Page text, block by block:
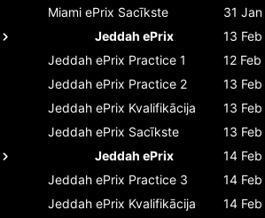
Miami ePrix Sacīkste 31 Jan
Jeddah ePrix
13 Feb
Jeddah ePrix Practice 1 12 Feb
Jeddah ePrix Practice 2 13 Feb
Jeddah ePrix Kvalifikācija 13 Feb
Jeddah ePrix Sacīkste 13 Feb
Jeddah ePrix
14 Feb
Jeddah ePrix Practice 3 14 Feb
Jeddah ePrix Kvalifikācija 14 Feb